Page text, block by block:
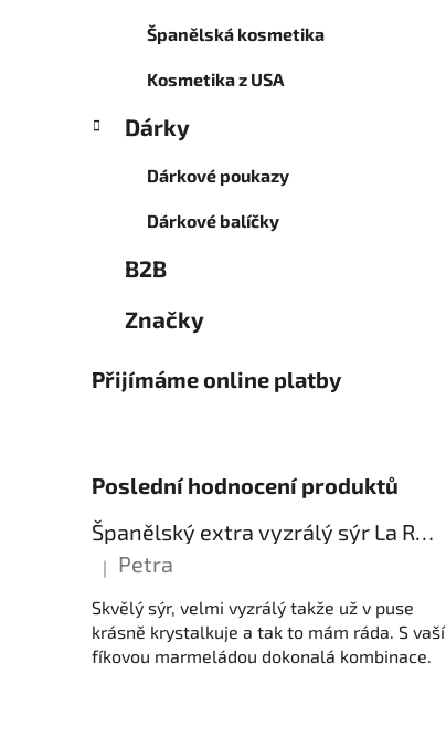
Španělská kosmetika
Kosmetika z USA
Dárky
Dárkové poukazy
Dárkové balíčky
B2B
Značky
Přijímáme online platby
Poslední hodnocení produktů
Španělský extra vyzrálý sýr La Reserva
Hodnocení produktu je 5 z 5 hvězdiček.
| Petra
Skvělý sýr, velmi vyzrálý takže už v puse
krásně krystalkuje a tak to mám ráda. S vaší
fíkovou marmeládou dokonalá kombinace.